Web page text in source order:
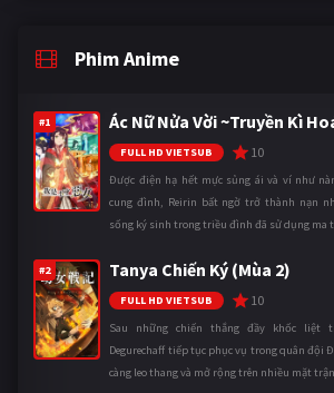
Phim Anime
#1 Ác Nữ Nửa Vời ~Truyền Kì
FULL HD VIETSUB 10
Được điện hạ hết mực sủng ái và ví như
cung đình, Reirin bất ngờ trở thành nạn
sống ký sinh trong triều đình đã sử dụng ma
#2 Tanya Chiến Ký (Mùa 2)
FULL HD VIETSUB 10
Sau những chiến thắng đầy khốc liệt
Degurechaff tiếp tục phục vụ trong quân đội
càng leo thang và mở rộng trên nhiều mặt